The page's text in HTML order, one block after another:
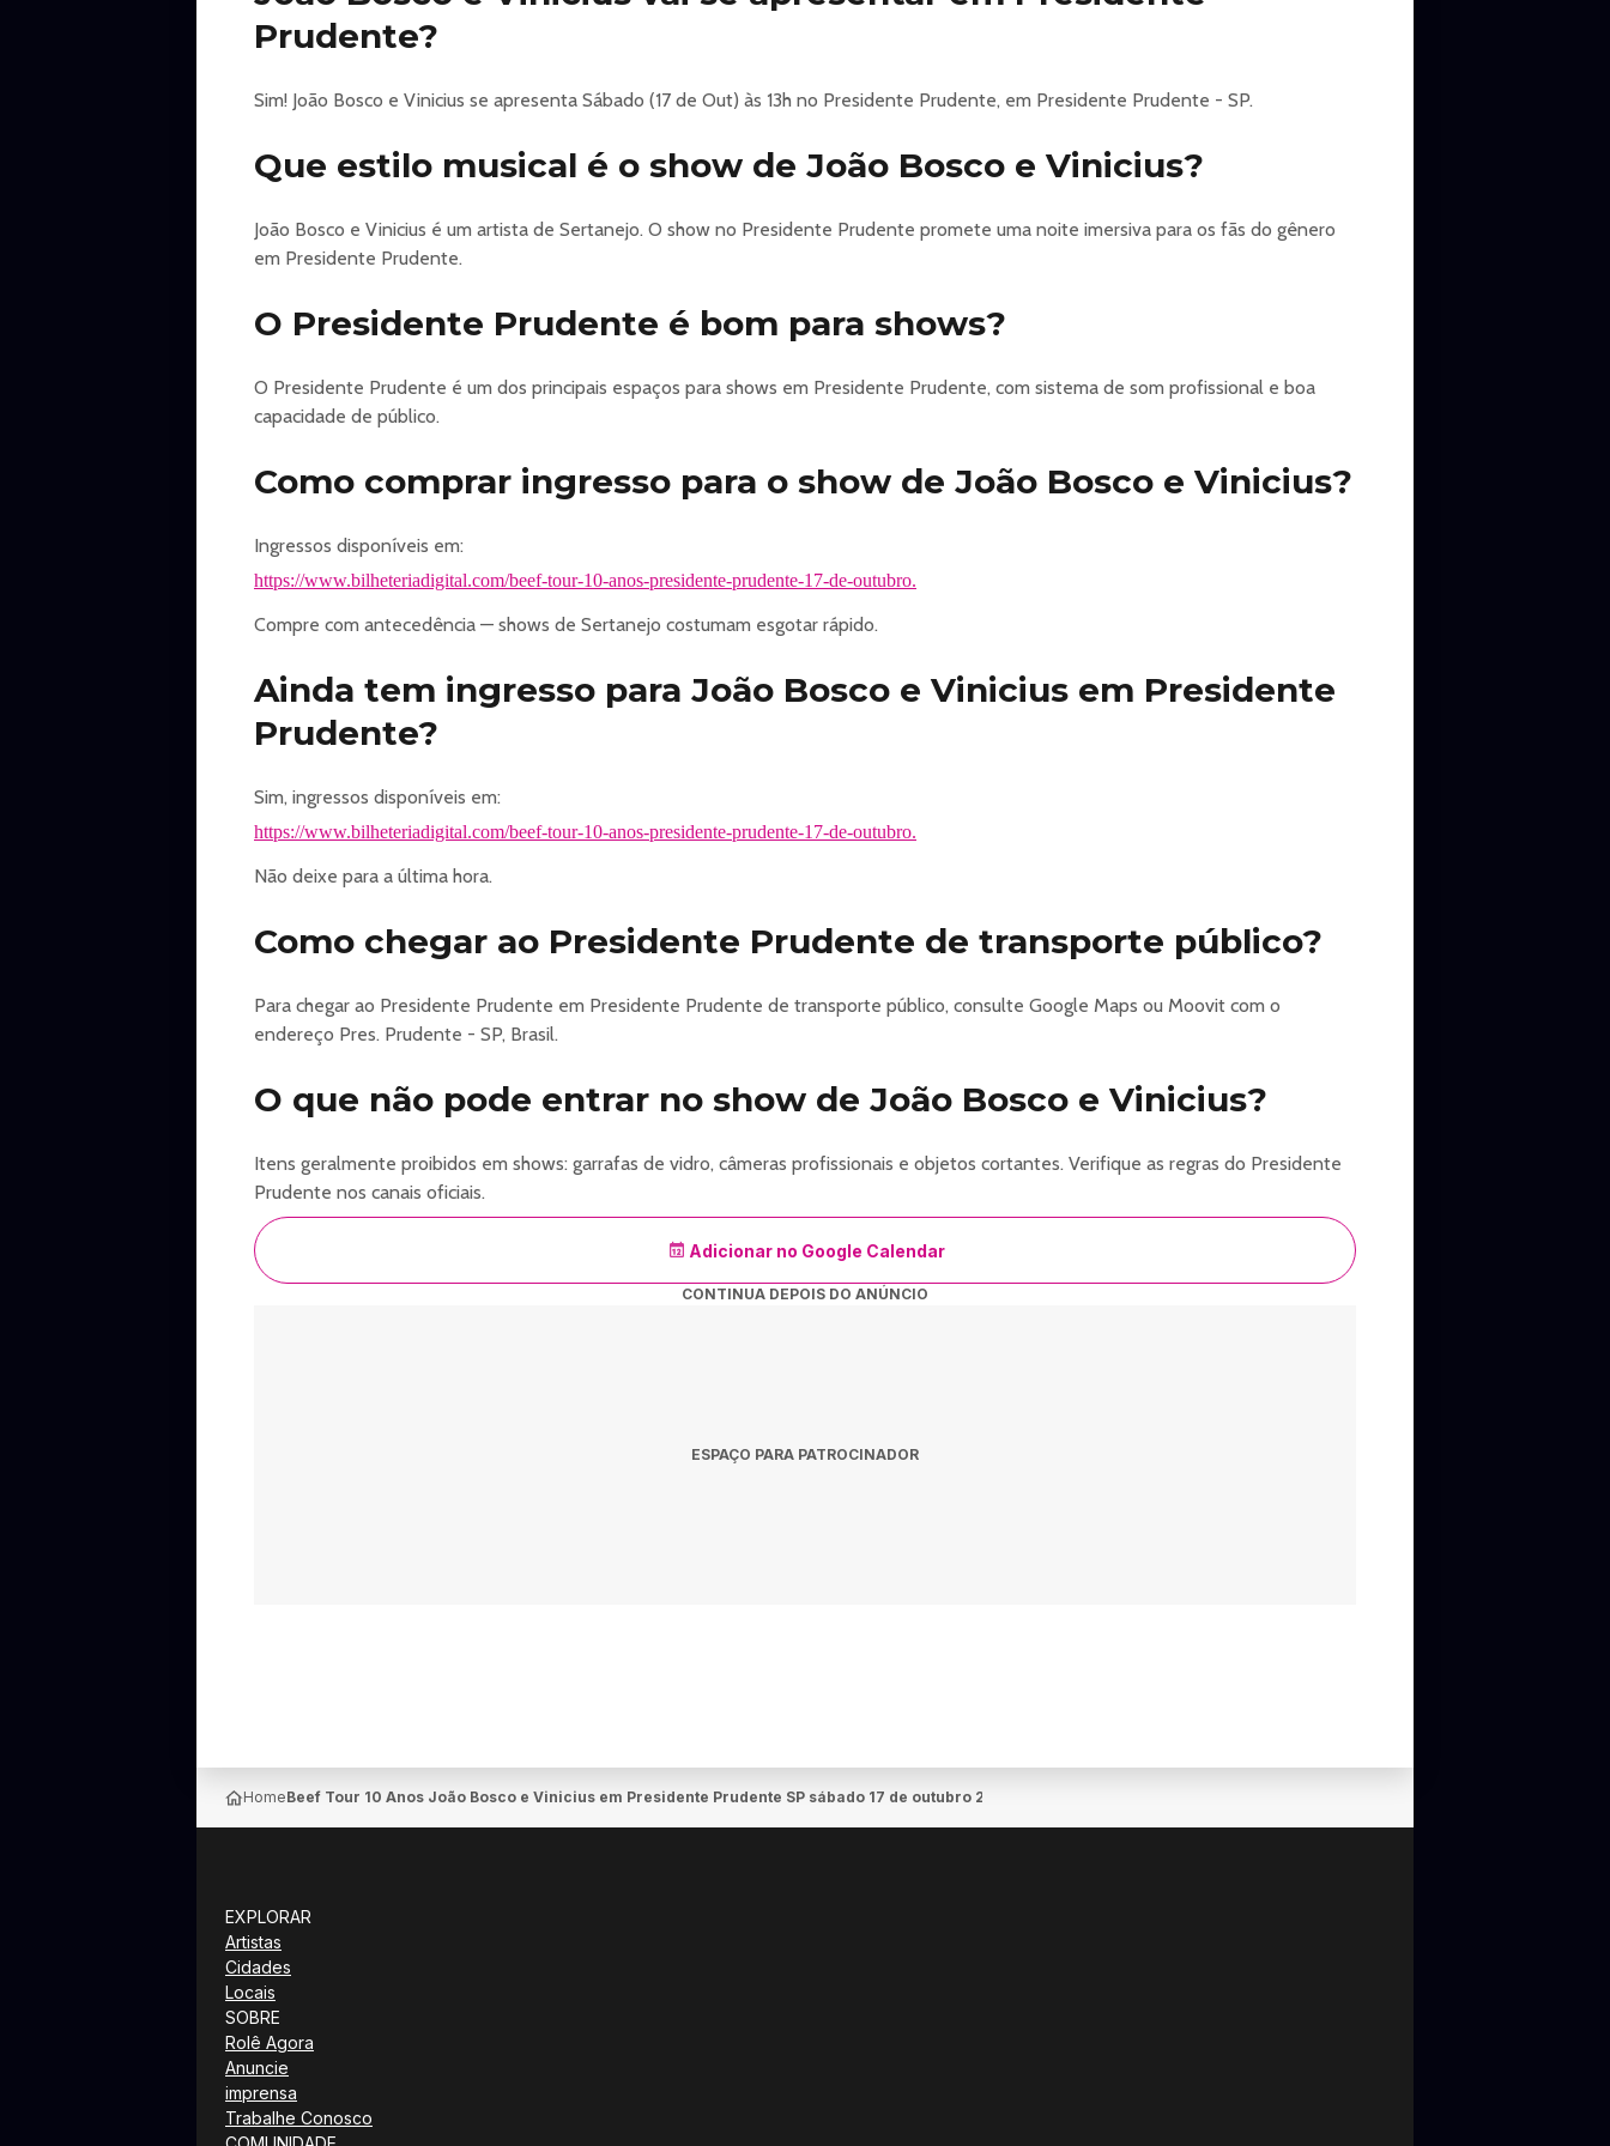
Prudente?
Sim! João Bosco e Vinicius se apresenta Sábado (17 de Out) às 13h no Presidente Prudente, em Presidente Prudente - SP.
Que estilo musical é o show de João Bosco e Vinicius?
João Bosco e Vinicius é um artista de Sertanejo. O show no Presidente Prudente promete uma noite imersiva para os fãs do gênero
em Presidente Prudente.
O Presidente Prudente é bom para shows?
O Presidente Prudente é um dos principais espaços para shows em Presidente Prudente, com sistema de som profissional e boa
capacidade de público.
Como comprar ingresso para o show de João Bosco e Vinicius?
Ingressos disponíveis em:
https://www.bilheteriadigital.com/beef-tour-10-anos-presidente-prudente-17-de-outubro.
Compre com antecedência — shows de Sertanejo costumam esgotar rápido.
Ainda tem ingresso para João Bosco e Vinicius em Presidente
Prudente?
Sim, ingressos disponíveis em:
https://www.bilheteriadigital.com/beef-tour-10-anos-presidente-prudente-17-de-outubro.
Não deixe para a última hora.
Como chegar ao Presidente Prudente de transporte público?
Para chegar ao Presidente Prudente em Presidente Prudente de transporte público, consulte Google Maps ou Moovit com o
endereço Pres. Prudente - SP, Brasil.
O que não pode entrar no show de João Bosco e Vinicius?
Itens geralmente proibidos em shows: garrafas de vidro, câmeras profissionais e objetos cortantes. Verifique as regras do Presidente
Prudente nos canais oficiais.
Adicionar no Google Calendar
CONTINUA DEPOIS DO ANÚNCIO
ESPAÇO PARA PATROCINADOR
HomeBeef Tour 10 Anos João Bosco e Vinicius em Presidente Prudente SP sábado 17 de outubro 2026 13h
EXPLORAR
Artistas
Cidades
Locais
SOBRE
Rolê Agora
Anuncie
imprensa
Trabalhe Conosco